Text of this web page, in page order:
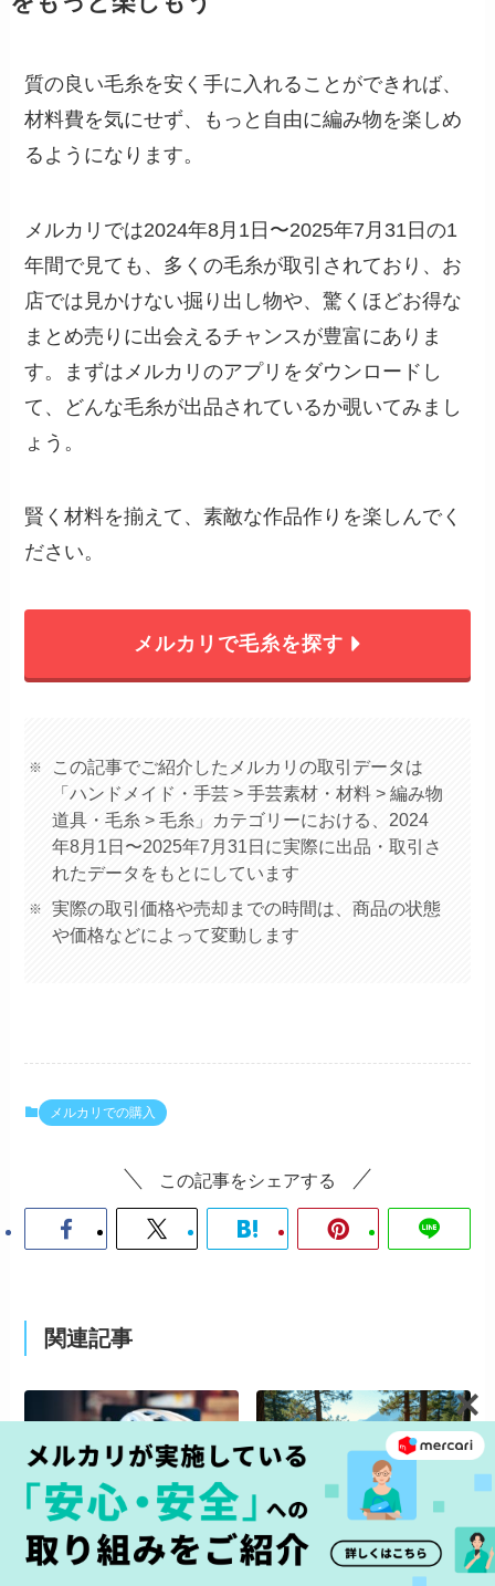
質の良い毛糸を安く手に入れることができれば、
材料費を気にせず、もっと自由に編み物を楽しめ
るようになります。
メルカリでは2024年8月1日〜2025年7月31日の1
年間で見ても、多くの毛糸が取引されており、お
店では見かけない掘り出し物や、驚くほどお得な
まとめ売りに出会えるチャンスが豊富にありま
す。まずはメルカリのアプリをダウンロードし
て、どんな毛糸が出品されているか覗いてみまし
ょう。
賢く材料を揃えて、素敵な作品作りを楽しんでく
ださい。
メルカリで毛糸を探す
この記事でご紹介したメルカリの取引データは
「ハンドメイド・手芸 > 手芸素材・材料 > 編み物
道具・毛糸 > 毛糸」カテゴリーにおける、2024
年8月1日〜2025年7月31日に実際に出品・取引さ
れたデータをもとにしています
実際の取引価格や売却までの時間は、商品の状態
や価格などによって変動します
メルカリでの購入
この記事をシェアする
関連記事
ヘルメットを安く買う方法
は？おすすめの購入方法と
キャンプ用品を中古で安く
買うならメルカリで。選び